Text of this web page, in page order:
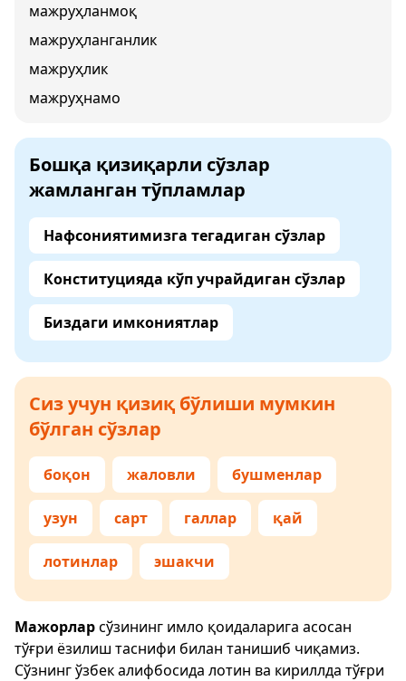
мажруҳланмоқ
мажруҳланганлик
мажруҳлик
мажруҳнамо
Бошқа қизиқарли сўзлар
жамланган тўпламлар
Нафсониятимизга тегадиган сўзлар
Конституцияда кўп учрайдиган сўзлар
Биздаги имкониятлар
Сиз учун қизиқ бўлиши мумкин
бўлган сўзлар
боқон жаловли бушменлар
узун сарт галлар қай
лотинлар эшакчи
Мажорларсўзининг имло қоидаларига асосан
тўғри ёзилиш таснифи билан танишиб чиқамиз.
Сўзнинг ўзбек алифбосида лотин ва кириллда тўғри